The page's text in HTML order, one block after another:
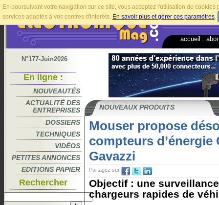
En poursuivant votre navigation sur ce site, vous acceptez l'utilisation de
services adaptés à vos centres d'intérêts. En savoir plus et gérer ces paramètres.
accueil
N°177-Juin2026
En ligne :
NOUVEAUTÉS
ACTUALITÉ DES
ENTREPRISES
DOSSIERS
TECHNIQUES
VIDÉOS
PETITES ANNONCES
EDITIONS PAPIER
Rechercher
NOUVEAUX PRODUITS
Mouser propose
compteurs d’énergie
Gavazzi
Partagez sur
Objectif : une
chargeurs rapides de